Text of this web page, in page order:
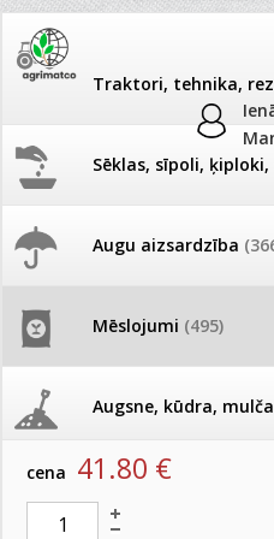
Traktori, tehnika,
Sēklas, sīpoli,
Augu aizsardzība
Mēslojumi (495)
Augsne, kūdra, mulča
Podi un kasetes
JAUNUMI
Pašlasīšanas vietu katalogs
26.05. Vebinārs - Kā ierobežot
gliemežus piemājas dārzā un
Ūdens piemērotības
Granulētie
Produkti »Mēslojumi»
NovaTec® Classic 12-8-
artikuls: 9585 EAN:4008398256616
cena 41.80 €